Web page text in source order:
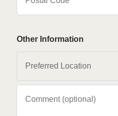
Other Information